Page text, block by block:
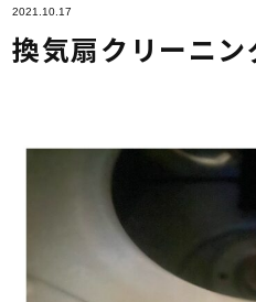
2021.10.17
換気扇クリーニン